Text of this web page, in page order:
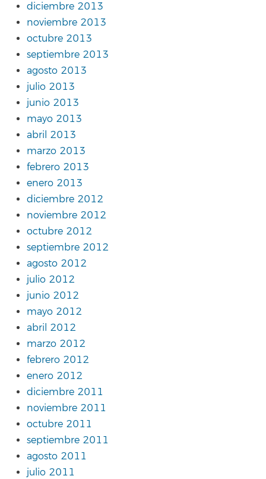
diciembre 2013
noviembre 2013
octubre 2013
septiembre 2013
agosto 2013
julio 2013
junio 2013
mayo 2013
abril 2013
marzo 2013
febrero 2013
enero 2013
diciembre 2012
noviembre 2012
octubre 2012
septiembre 2012
agosto 2012
julio 2012
junio 2012
mayo 2012
abril 2012
marzo 2012
febrero 2012
enero 2012
diciembre 2011
noviembre 2011
octubre 2011
septiembre 2011
agosto 2011
julio 2011